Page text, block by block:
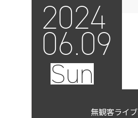
2024
06.09
Sun
無観客ライ